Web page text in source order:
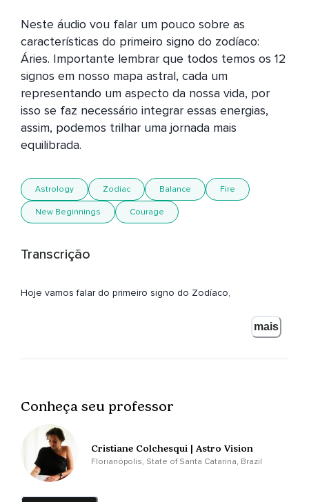
Neste áudio vou falar um pouco sobre as
características do primeiro signo do zodíaco:
Áries. Importante lembrar que todos temos os 12
signos em nosso mapa astral, cada um
representando um aspecto da nossa vida, por
isso se faz necessário integrar essas energias,
assim, podemos trilhar uma jornada mais
equilibrada.
Astrology Zodiac Balance Fire
New Beginnings Courage
Transcrição
Hoje vamos falar do primeiro signo do Zodíaco,
Representa fortemente os novos inícios,
Pioneirismo,
Coragem,
Empreendedorismo,
mais
Conheça seu professor
Cristiane Colchesqui | Astro Vision
Florianópolis, State of Santa Catarina, Brazil